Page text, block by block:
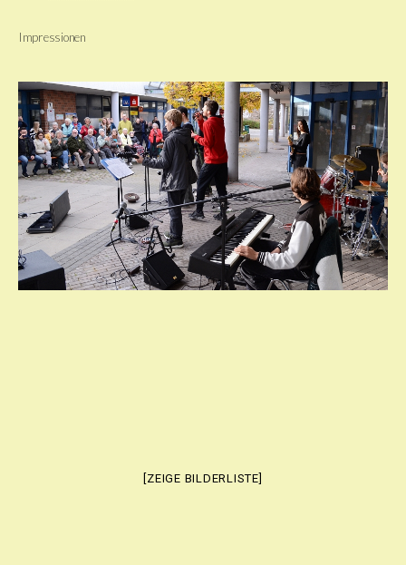
Impressionen
[ZEIGE BILDERLISTE]